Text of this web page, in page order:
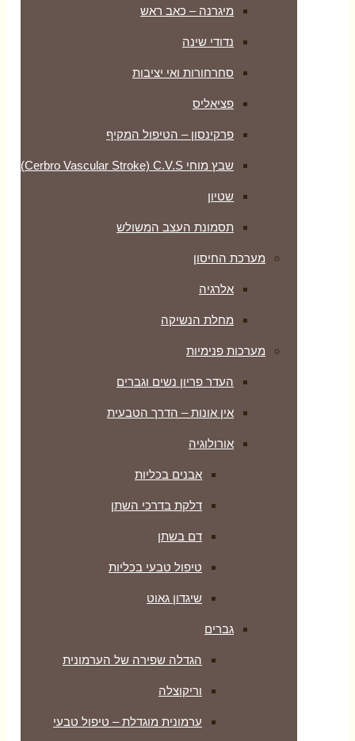
מיגרנה – כאב ראש
נדודי שינה
סחרחורות ואי יציבות
פציאליס
פרקינסון – הטיפול המקיף
שבץ מוחי Cerbro Vascular Stroke) C.V.S)
שטיון
תסמונת העצב המשולש
מערכת החיסון
אלרגיה
מחלת הנשיקה
מערכות פנימיות
העדר פריון נשים וגברים
אין אונות – הדרך הטבעית
אורולוגיה
אבנים בכליות
דלקת בדרכי השתן
דם בשתן
טיפול טבעי בכליות
שיגדון גאוט
גברים
הגדלה שפירה של הערמונית
וריקוצלה
ערמונית מוגדלת – טיפול טבעי